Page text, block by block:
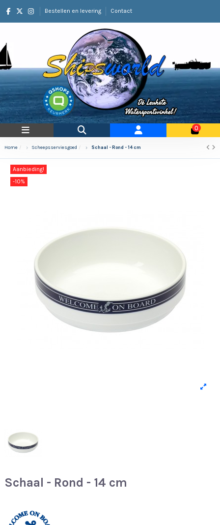
Bestellen en levering Contact
0
Home Scheepsserviesgoed Schaal - Rond - 14 cm
Aanbieding!
-10%
Schaal - Rond - 14 cm